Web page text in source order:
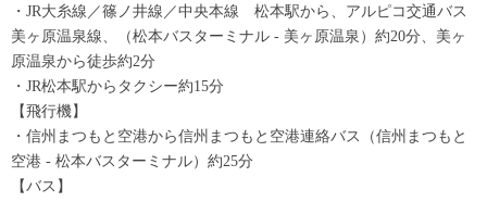
・JR大糸線／篠ノ井線／中央本線 松本駅から、アルピコ交通バス
美ヶ原温泉線、（松本バスターミナル - 美ヶ原温泉）約20分、美ヶ
原温泉から徒歩約2分
・JR松本駅からタクシー約15分
【飛行機】
・信州まつもと空港から信州まつもと空港連絡バス（信州まつもと
空港 - 松本バスターミナル）約25分
【バス】